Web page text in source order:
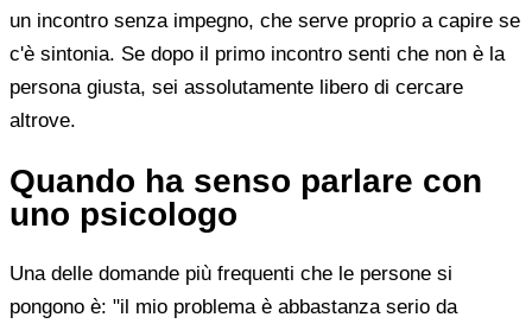
un incontro senza impegno, che serve proprio a capire se
c'è sintonia. Se dopo il primo incontro senti che non è la
persona giusta, sei assolutamente libero di cercare
altrove.
Quando ha senso parlare con
uno psicologo
Una delle domande più frequenti che le persone si
pongono è: "il mio problema è abbastanza serio da